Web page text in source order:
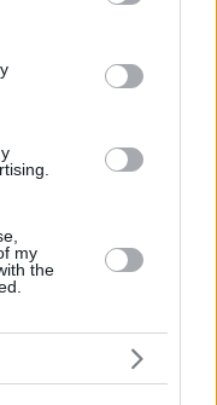
third-party tags to
in below Google
my
the
Δήμου
πρόσθεσε -